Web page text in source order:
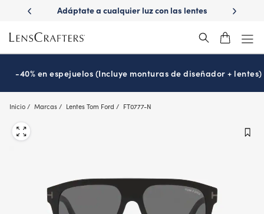
main
content
a cualquier luz con las lentes
¿Es hora de tu examen de la
-40% en espejuelos (Incluye monturas de diseñador + lentes)
Inicio Marcas Lentes Tom Ford FT0777-N